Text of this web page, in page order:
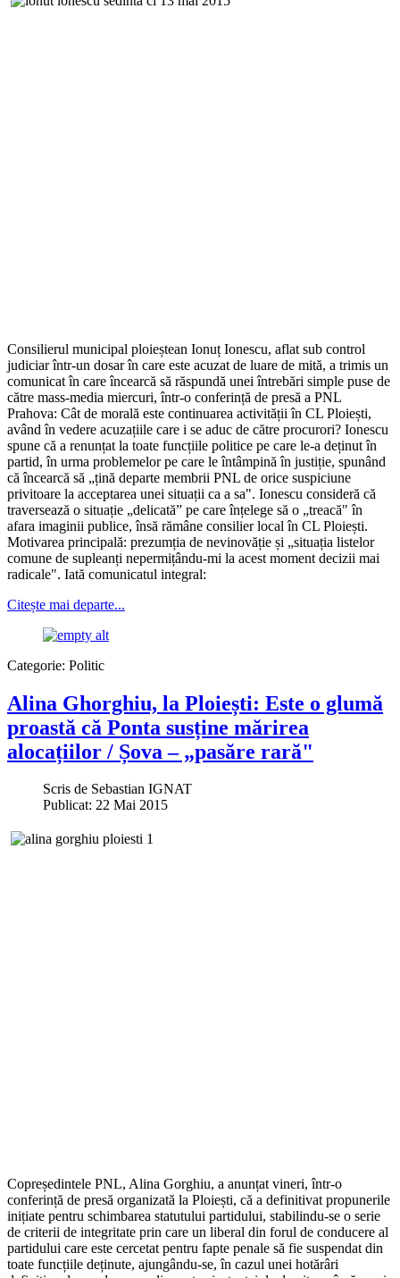
Consilierul municipal ploieștean Ionuț Ionescu, aflat sub control
judiciar într-un dosar în care este acuzat de luare de mită, a trimis un
comunicat în care încearcă să răspundă unei întrebări simple puse de
către mass-media miercuri, într-o conferință de presă a PNL
Prahova: Cât de morală este continuarea activității în CL Ploiești,
având în vedere acuzațiile care i se aduc de către procurori? Ionescu
spune că a renunțat la toate funcțiile politice pe care le-a deținut în
partid, în urma problemelor pe care le întâmpină în justiție, spunând
că încearcă să „țină departe membrii PNL de orice suspiciune
privitoare la acceptarea unei situații ca a sa". Ionescu consideră că
traversează o situație „delicată” pe care înțelege să o „treacă" în
afara imaginii publice, însă rămâne consilier local în CL Ploiești.
Motivarea principală: prezumția de nevinovăție și „situația listelor
comune de supleanți nepermițându-mi la acest moment decizii mai
radicale". Iată comunicatul integral:
Citește mai departe...
Categorie: Politic
Alina Ghorghiu, la Ploiești: Este o glumă
proastă că Ponta susține mărirea
alocațiilor / Șova – „pasăre rară"
Scris de Sebastian IGNAT
Publicat: 22 Mai 2015
Copreședintele PNL, Alina Gorghiu, a anunțat vineri, într-o
conferință de presă organizată la Ploiești, că a definitivat propunerile
inițiate pentru schimbarea statutului partidului, stabilindu-se o serie
de criterii de integritate prin care un liberal din forul de conducere al
partidului care este cercetat pentru fapte penale să fie suspendat din
toate funcțiile deținute, ajungându-se, în cazul unei hotărâri